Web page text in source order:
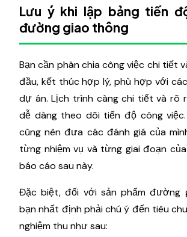
Lưu ý khi lập bảng tiến
đường giao thông
Bạn cần phân chia công việc chi tiết
đầu, kết thúc hợp lý, phù hợp với
dự án. Lịch trình càng chi tiết và rõ
dễ dàng theo dõi tiến độ công
cũng nên đưa các đánh giá của
từng nhiệm vụ và từng giai đoạn
báo cáo sau này.
Đặc biệt, đối với sản phẩm đường
bạn nhất định phải chú ý đến tiêu
nghiệm thu như sau: